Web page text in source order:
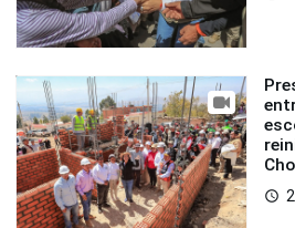
access_time